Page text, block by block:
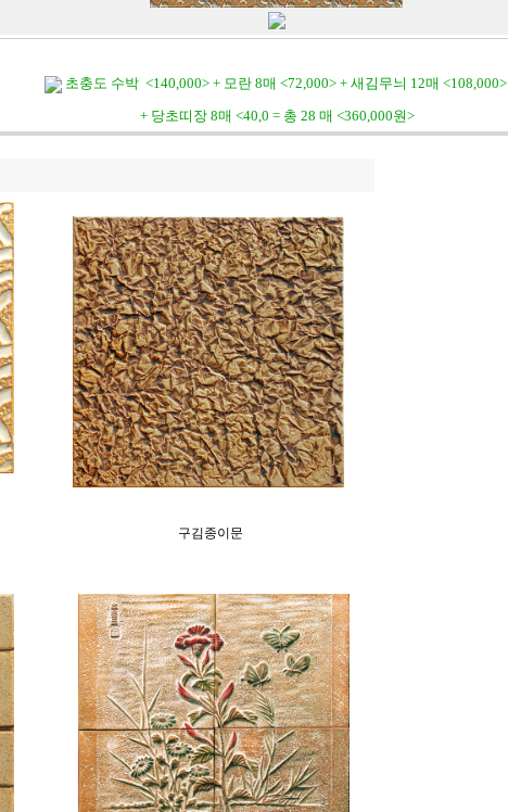
초충도 수박 <140,000>+ 모란 8매 <72,000> + 새김무늬 12매 <108,000>
+ 당초띠장 8매 <40,0 = 총 28 매 <360,000원>
구김종이문